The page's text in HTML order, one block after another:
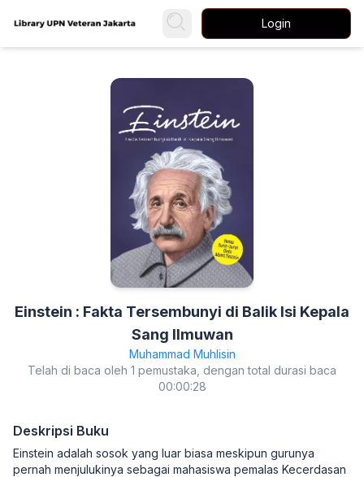
Login
Einstein : Fakta Tersembunyi di Balik Isi Kepala
Sang Ilmuwan
Muhammad Muhlisin
Telah di baca oleh 1 pemustaka, dengan total durasi baca
00:00:28
Deskripsi Buku
Einstein adalah sosok yang luar biasa meskipun gurunya
pernah menjulukinya sebagai mahasiswa pemalas Kecerdasan